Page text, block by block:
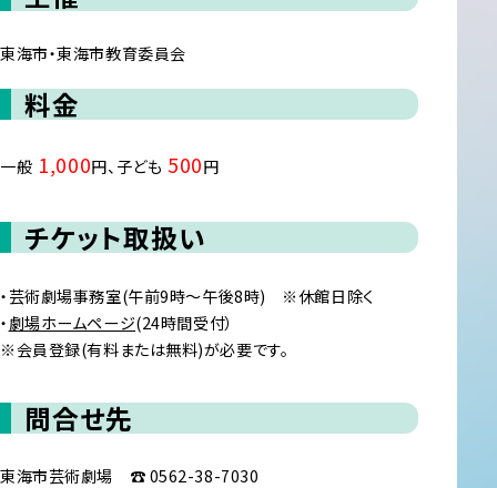
東海市・東海市教育委員会
料金
一般 1,000円、子ども 500円
チケット取扱い
・芸術劇場事務室(午前9時～午後8時) ※休館日除く
・ 劇場ホームページ(24時間受付）
※会員登録(有料または無料)が必要です。
問合せ先
東海市芸術劇場 ☎ 0562-38-7030